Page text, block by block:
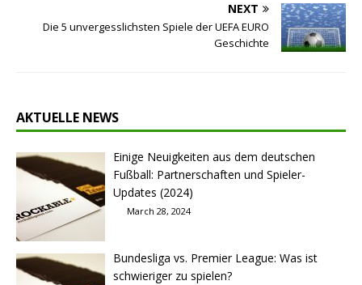
NEXT
Die 5 unvergesslichsten Spiele der UEFA EURO
Geschichte
AKTUELLE NEWS
Einige Neuigkeiten aus dem deutschen
Fußball: Partnerschaften und Spieler-
Updates (2024)
March 28, 2024
Bundesliga vs. Premier League: Was ist
schwieriger zu spielen?